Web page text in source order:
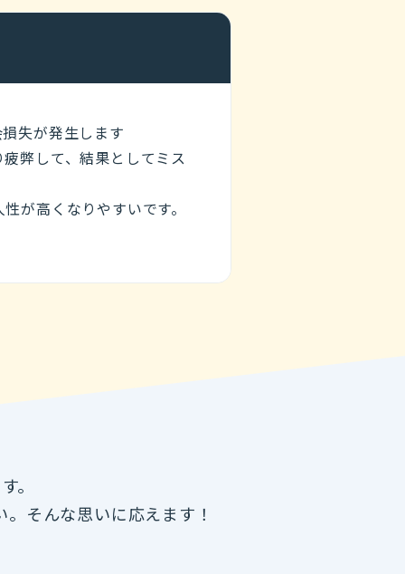
失が発生します
弊して、結果としてミス
が高くなりやすいです。
。
そんな思いに応えます！